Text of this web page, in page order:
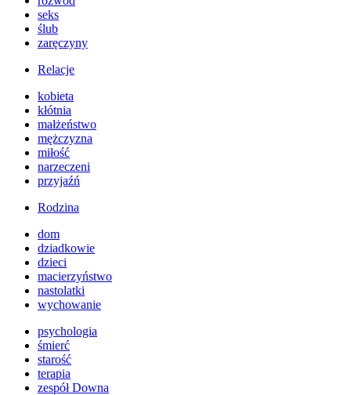
seks
ślub
zaręczyny
Relacje
kobieta
kłótnia
małżeństwo
mężczyzna
miłość
narzeczeni
przyjaźń
Rodzina
dom
dziadkowie
dzieci
macierzyństwo
nastolatki
wychowanie
psychologia
śmierć
starość
terapia
zespół Downa